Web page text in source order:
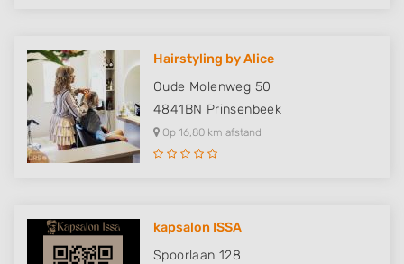
Hairstyling by Alice
Oude Molenweg 50
4841BN Prinsenbeek
Op 16,80 km afstand
kapsalon ISSA
Spoorlaan 128